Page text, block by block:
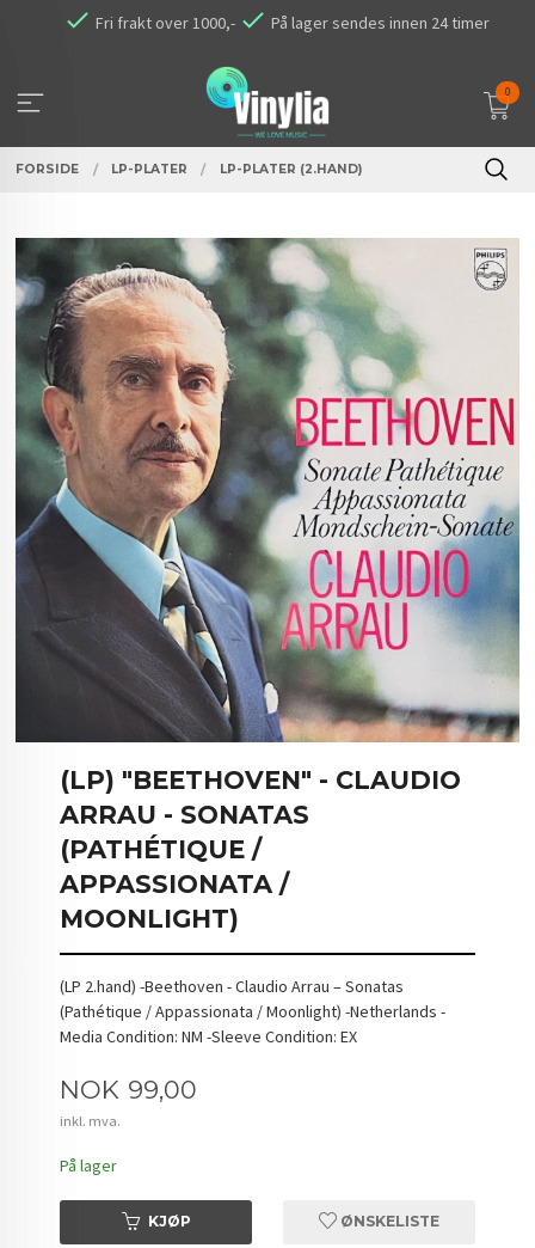
Fri frakt over 1000,- På lager sendes innen 24 timer
0
FORSIDE LP-PLATER LP-PLATER (2.HAND)
(LP) "BEETHOVEN" - CLAUDIO
ARRAU - SONATAS
(PATHÉTIQUE /
APPASSIONATA /
MOONLIGHT)
(LP 2.hand) -Beethoven - Claudio Arrau – Sonatas
(Pathétique / Appassionata / Moonlight) -Netherlands -
Media Condition: NM -Sleeve Condition: EX
Pris
NOK 99,00
inkl. mva.
På lager
KJØP ØNSKELISTE